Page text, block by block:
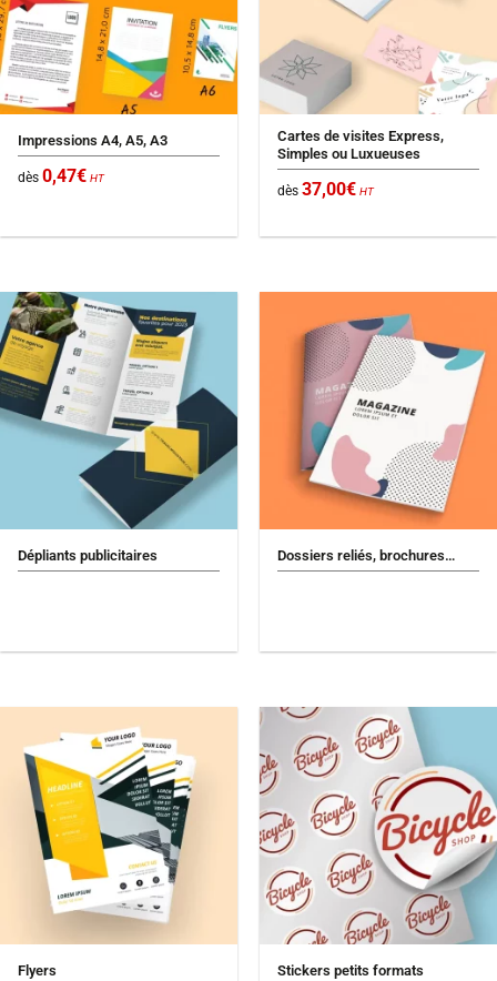
Impressions A4, A5, A3
dès0,47€ HT
Cartes de visites Express,
Simples ou Luxueuses
dès37,00€ HT
Dépliants publicitaires Dossiers reliés, brochures…
Flyers Stickers petits formats